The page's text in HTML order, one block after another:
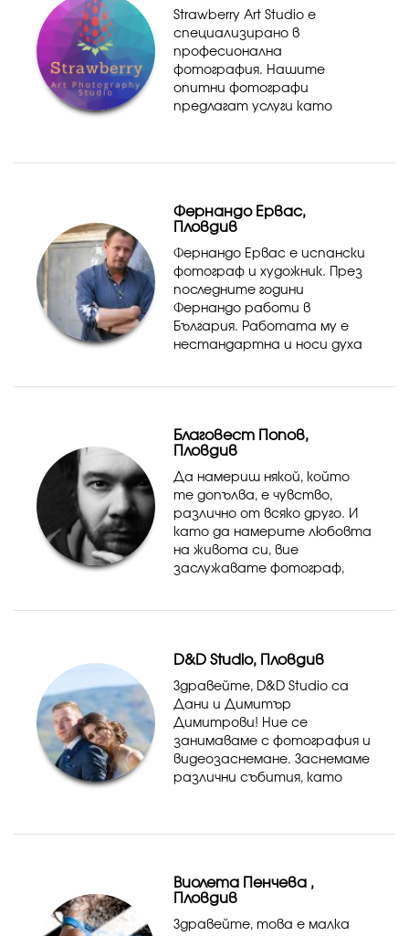
Strawberry Art Studio е
специализирано в
професионална
фотография. Нашите
опитни фотографи
предлагат услуги като
моделни портфолиа и
специалните моменти и
да...
Фернандо Ервас,
Пловдив
Фернандо Ервас е испански
фотограф и художник. През
последните години
Фернандо работи в
България. Работата му е
нестандартна и носи духа
Благовест Попов,
Пловдив
Да намериш някой, който
те допълва, е чувство,
различно от всяко друго. И
като да намерите любовта
на живота си, вие
заслужавате фотограф,
създава такова за ва...
D&D Studio, Пловдив
Здравейте, D&D Studio са
Дани и Димитър
Димитрови! Ние се
занимаваме с фотография и
видеозаснемане. Заснемаме
различни събития, като
други. www.ddstudio-
Виолета Пенчева ,
Пловдив
Здравейте, това е малка